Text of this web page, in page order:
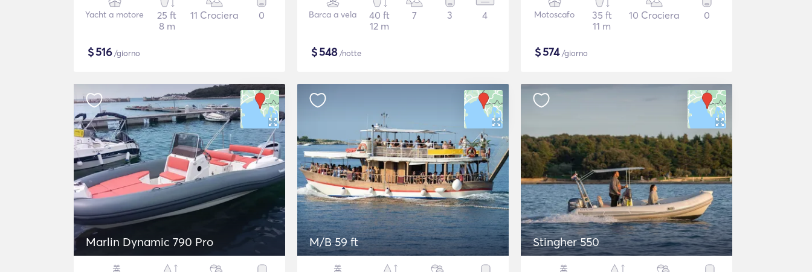
Yacht a motore
25 ft
8 m
11 Crociera 0
$516/giorno
Barca a vela
40 ft
12 m
7 3 4
$548/notte
Motoscafo
35 ft
11 m
10 Crociera 0
$574/giorno
Marlin Dynamic 790 Pro M/B 59 ft Stingher 550